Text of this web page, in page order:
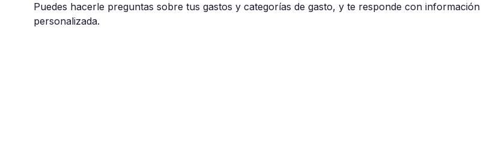
Puedes hacerle preguntas sobre tus gastos y categorías de gasto, y te responde con información
personalizada.